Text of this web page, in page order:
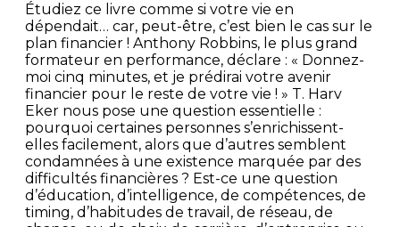
Étudiez ce livre comme si votre vie en
dépendait… car, peut-être, c’est bien le cas sur le
plan financier ! Anthony Robbins, le plus grand
formateur en performance, déclare : « Donnez-
moi cinq minutes, et je prédirai votre avenir
financier pour le reste de votre vie ! » T. Harv
Eker nous pose une question essentielle :
pourquoi certaines personnes s’enrichissent-
elles facilement, alors que d’autres semblent
condamnées à une existence marquée par des
difficultés financières ? Est-ce une question
d’éducation, d’intelligence, de compétences, de
timing, d’habitudes de travail, de réseau, de